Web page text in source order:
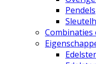
Pendels
Combinaties